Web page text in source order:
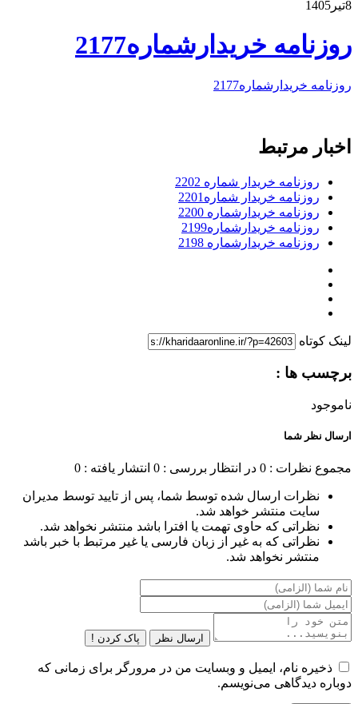
8تیر1405
روزنامه خریدارشماره2177
روزنامه خریدارشماره2177
اخبار مرتبط
روزنامه خریدار شماره 2202
روزنامه خریدار شماره2201
روزنامه خریدارشماره 2200
روزنامه خریدارشماره2199
روزنامه خریدارشماره 2198
لینک کوتاه
برچسب ها :
ناموجود
ارسال نظر شما
مجموع نظرات : 0 در انتظار بررسی : 0 انتشار یافته : 0
نظرات ارسال شده توسط شما، پس از تایید توسط مدیران
سایت منتشر خواهد شد.
نظراتی که حاوی تهمت یا افترا باشد منتشر نخواهد شد.
نظراتی که به غیر از زبان فارسی یا غیر مرتبط با خبر باشد
منتشر نخواهد شد.
ارسال نظر پاک کردن !
ذخیره نام، ایمیل و وبسایت من در مرورگر برای زمانی که
دوباره دیدگاهی می‌نویسم.